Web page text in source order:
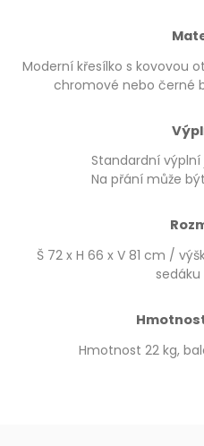
Moderní křesílko s kovovou
chromové nebo černé
Standardní
Na přání může
Š 72 x H 66 x V 81 cm /
Hmotnost 22 kg,